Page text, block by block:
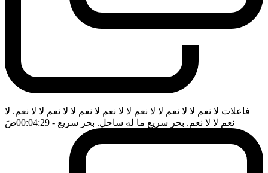
فاعلات لا نعم لا لا نعم لا لا نعم لا لا نعم لا نعم لا لا نعم لا لا نعم. لا
نعم لا لا نعم. بحر سريع ما له ساحل. بحر سريع - 00:04:29 ضَ